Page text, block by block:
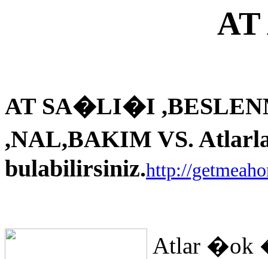
AT SA�LI�I
,NAL,BAKIM VS.
bulabilirsiniz.http://
Atlar �ok